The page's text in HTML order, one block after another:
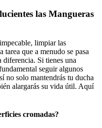
las Mangueras
limpiar las
tarea que a menudo se pasa
diferencia. Si tienes una
seguir algunos
no solo mantendrás tu ducha
alargarás su vida útil. Aquí
cromadas?